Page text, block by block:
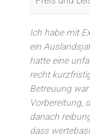
Ich habe mit
ein
hatte eine
recht
Betreuung
Vorbereitung,
danach
dass